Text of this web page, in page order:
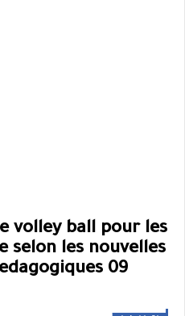
volley ball pour les
selon les nouvelles
09